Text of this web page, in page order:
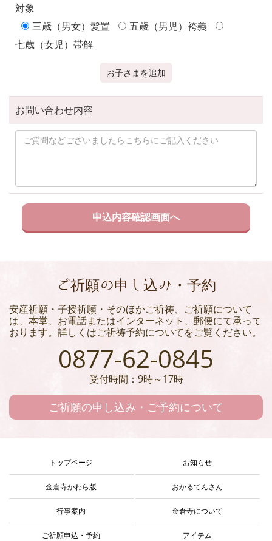
対象
三歳（男女）髪置
五歳（男児）袴義
七歳（女児）帯解
お子さまを追加
お問い合わせ内容
ご祈願の申し込み・予約
安産祈願・子授祈願・そのほかご祈祷、ご祈願について
は、本堂、お電話またはインターネット、郵便にて承って
おります。詳しくはご祈祷予約についてをご覧ください。
0877-62-0845
受付時間：9時～17時
ご祈願の申し込み・ご予約について
トップページ お知らせ
金倉寺かわら版 おかるてんさん
行事案内 金倉寺について
ご祈願申込・予約 アイテム